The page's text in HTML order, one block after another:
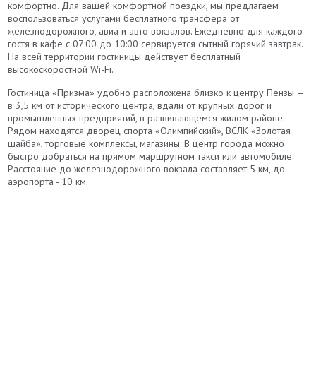
комфортно. Для вашей комфортной поездки, мы предлагаем
воспользоваться услугами бесплатного трансфера от
железнодорожного, авиа и авто вокзалов. Ежедневно для каждого
гостя в кафе с 07:00 до 10:00 сервируется сытный горячий завтрак.
На всей территории гостиницы действует бесплатный
высокоскоростной Wi-Fi.
Гостиница «Призма» удобно расположена близко к центру Пензы —
в 3,5 км от исторического центра, вдали от крупных дорог и
промышленных предприятий, в развивающемся жилом районе.
Рядом находятся дворец спорта «Олимпийский», ВСЛК «Золотая
шайба», торговые комплексы, магазины. В центр города можно
быстро добраться на прямом маршрутном такси или автомобиле.
Расстояние до железнодорожного вокзала составляет 5 км, до
аэропорта - 10 км.